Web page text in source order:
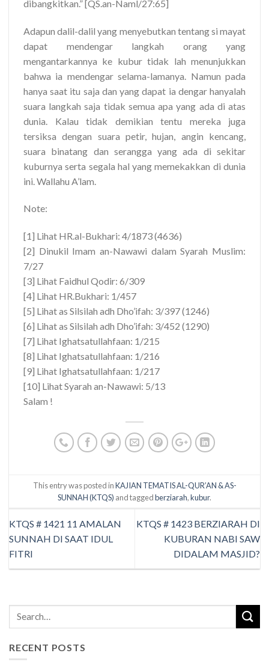
dibangkitkan.” [QS.an-Naml/27:65]
Adapun dalil-dalil yang menyebutkan tentang si mayat
dapat mendengar langkah orang yang
mengantarkannya ke kubur tidak lah menunjukkan
bahwa ia mendengar selama-lamanya. Namun pada
hanya saat itu saja dan yang dapat ia dengar hanyalah
suara langkah saja tidak semua apa yang ada di atas
dunia. Kalau tidak demikian tentu mereka juga
tersiksa dengan suara petir, hujan, angin kencang,
suara binatang dan serangga yang ada di sekitar
kuburnya serta segala hal yang memekakkan di dunia
ini. Wallahu A’lam.
Note:
[1] Lihat HR.al-Bukhari: 4/1873 (4636)
[2] Dinukil Imam an-Nawawi dalam Syarah Muslim:
7/27
[3] Lihat Faidhul Qodir: 6/309
[4] Lihat HR.Bukhari: 1/457
[5] Lihat as Silsilah adh Dho’ifah: 3/397 (1246)
[6] Lihat as Silsilah adh Dho’ifah: 3/452 (1290)
[7] Lihat Ighatsatullahfaan: 1/215
[8] Lihat Ighatsatullahfaan: 1/216
[9] Lihat Ighatsatullahfaan: 1/217
[10] Lihat Syarah an-Nawawi: 5/13
Salam !
This entry was posted inKAJIAN TEMATIS AL-QUR’AN & AS-
SUNNAH (KTQS) and taggedberziarah,kubur.
KTQS # 1421 11 AMALAN
SUNNAH DI SAAT IDUL
FITRI
KTQS # 1423 BERZIARAH DI
KUBURAN NABI SAW
DIDALAM MASJID?
RECENT POSTS